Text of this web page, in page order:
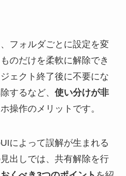
フォルダごとに設定を変
のだけを柔軟に解除でき
ェクト終了後に不要にな
するなど、 使い分けが非
操作のメリットです。
によって誤解が生まれる
出しでは、共有解除を行